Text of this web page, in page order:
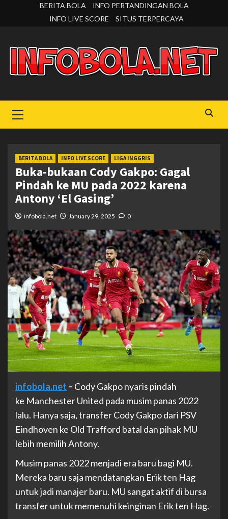
BERITA BOLA
INFO PERTANDINGAN BOLA
INFO LIVE SCORE
SITUS TERPERCAYA
Menu
BERITA BOLA INFO LIVE SCORE LIGA INGGRIS
Buka-bukaan Cody Gakpo: Gagal
Pindah ke MU pada 2022 karena
Antony ‘El Gasing’
infobola.net January 29, 2025 0
infobola.net – Cody Gakpo nyaris pindah
ke Manchester United pada musim panas 2022
lalu. Hanya saja, transfer Cody Gakpo dari PSV
Eindhoven ke Old Trafford batal dan pihak MU
lebih memilih Antony.
Musim panas 2022 menjadi era baru bagi MU.
Mereka baru saja mendatangkan Erik ten Hag
untuk jadi manajer baru. MU sangat aktif di bursa
transfer untuk memenuhi keinginan Erik ten Hag.